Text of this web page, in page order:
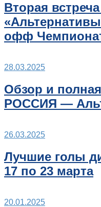
Вторая
офф
28.03.2025
Обзор и
РОССИЯ —
26.03.2025
Лучшие голы
17 по 23 марта
20.01.2025